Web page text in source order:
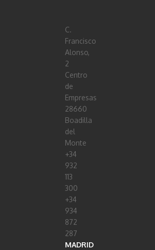
C.
Francisco
Alonso,
2
Centro
de
Empresas
28660
Boadilla
del
Monte
+34
932
113
300
+34
934
872
287
MADRID